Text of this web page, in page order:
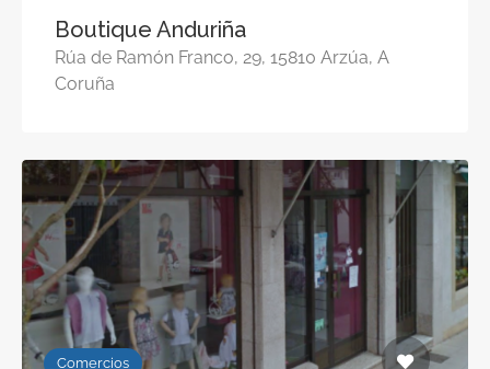
Boutique Anduriña
Rúa de Ramón Franco, 29, 15810 Arzúa, A
Coruña
Comercios